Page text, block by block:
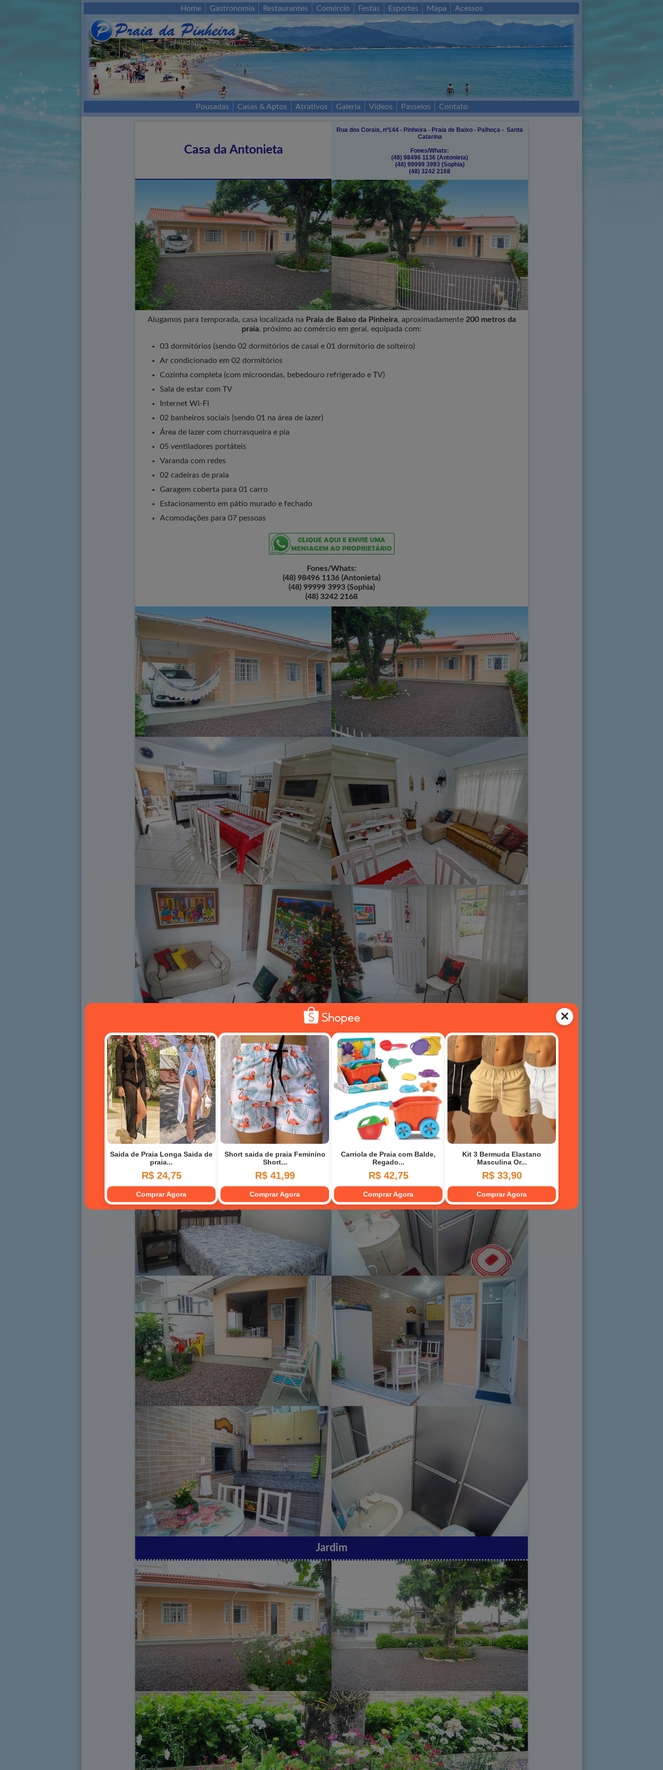
Home Gastronomia Restaurantes Comércio Festas Esportes Mapa Acessos
Pousadas Casas & Aptos Atrativos Galeria Vídeos Passeios Contato
Casa da Antonieta
Rua dos Corais, nº144 - Pinheira - Praia de Baixo - Palhoça - Santa
Catarina
Fones/Whats:
(48) 98496 1136 (Antonieta)
(48) 99999 3993 (Sophia)
(48) 3242 2168
Alugamos para temporada, casa localizada na Praia de Baixo da Pinheira, aproximadamente 200 metros da
praia, próximo ao comércio em geral, equipada com:
03 dormitórios (sendo 02 dormitórios de casal e 01 dormitório de solteiro)
Ar condicionado em 02 dormitórios
Cozinha completa (com microondas, bebedouro refrigerado e TV)
Sala de estar com TV
Internet Wi-Fi
02 banheiros sociais (sendo 01 na área de lazer)
Área de lazer com churrasqueira e pia
05 ventiladores portáteis
Varanda com redes
02 cadeiras de praia
Garagem coberta para 01 carro
Estacionamento em pátio murado e fechado
Acomodações para 07 pessoas
Fones/Whats:
(48) 98496 1136 (Antonieta)
(48) 99999 3993 (Sophia)
(48) 3242 2168
Jardim